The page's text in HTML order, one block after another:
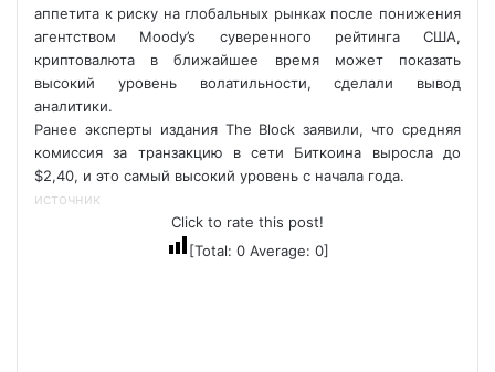
аппетита к риску на глобальных рынках после понижения
агентством Moody’s суверенного рейтинга США,
криптовалюта в ближайшее время может показать
высокий уровень волатильности, сделали вывод
аналитики.
Ранее эксперты издания The Block заявили, что средняя
комиссия за транзакцию в сети Биткоина выросла до
$2,40, и это самый высокий уровень с начала года.
источник
Click to rate this post!
[Total: 0Average: 0]